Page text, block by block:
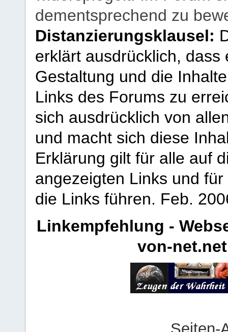
dementsprechend zu
Distanzierungsklausel:
erklärt ausdrücklich,
Gestaltung und die
Links des Forums zu
sich ausdrücklich von
und macht sich diese
Erklärung gilt für alle auf
angezeigten Links und
die Links führen. Feb.
Linkempfehlung -
von-net.net